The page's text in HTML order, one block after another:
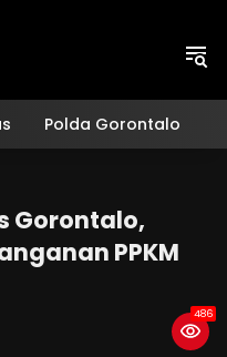
Polda Gorontalo
Gorontalo,
PPKM
486